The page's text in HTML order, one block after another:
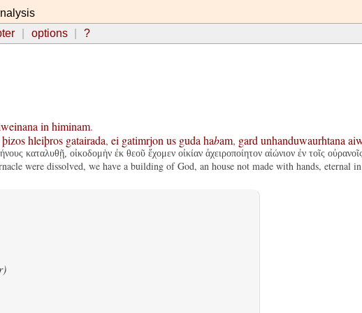
options ?
in himinam.
þizos hleiþros gatairada, ei gatimrjon us guda habam, gard unhanduwaurhtana
καταλυθῇ, οἰκοδομὴν ἐκ θεοῦ ἔχομεν οἰκίαν ἀχειροποίητον αἰώνιον ἐν τοῖς οὐρανοῖς.
were dissolved, we have a building of God, an house not made with hands, eternal in